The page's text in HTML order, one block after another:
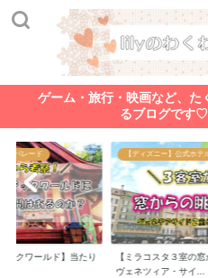
ゲーム・旅行・映画など、た
るブログで
・パレード
ックワールド】当たり
【ディズニー】公式ホテ
【ミラコスタ３室の
ヴェネツィア・サイ...